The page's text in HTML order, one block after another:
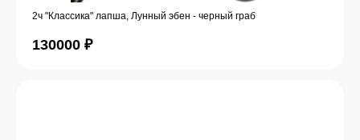
2ч "Классика" лапша, Лунный эбен - черный граб
130000 ₽